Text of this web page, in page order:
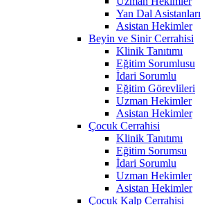
Yan Dal Asistanları
Asistan Hekimler
Beyin ve Sinir Cerrahisi
Klinik Tanıtımı
Eğitim Sorumlusu
İdari Sorumlu
Eğitim Görevlileri
Uzman Hekimler
Asistan Hekimler
Çocuk Cerrahisi
Klinik Tanıtımı
Eğitim Sorumsu
İdari Sorumlu
Uzman Hekimler
Asistan Hekimler
Çocuk Kalp Cerrahisi